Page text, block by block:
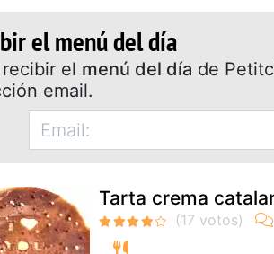
el menú del día
recibir el menú del día de
email.
Tarta crema